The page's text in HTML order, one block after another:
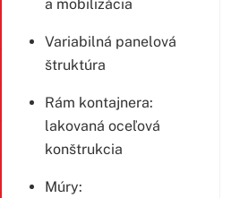
a mobilizácia
Variabilná panelová
štruktúra
Rám kontajnera:
lakovaná oceľová
konštrukcia
Múry: